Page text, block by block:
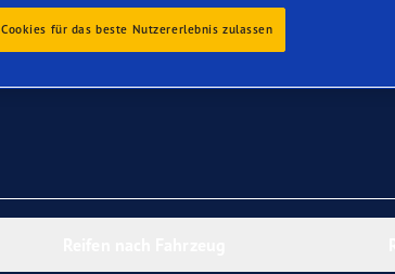
Alle Reifen anzeigen
Cookies für das beste Nutzererlebnis zulassen